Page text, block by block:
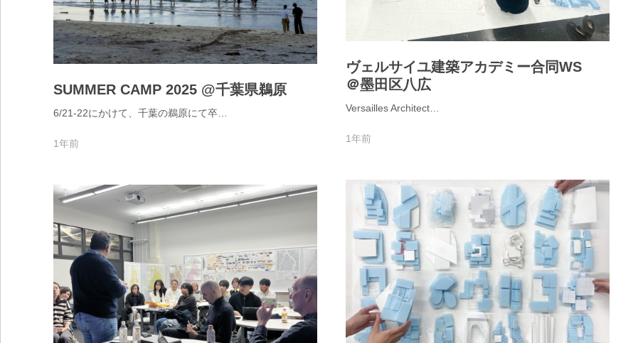
ヴェルサイユ建築アカデミー合同WS
＠墨田区八広
Versailles Architect…
1年前
SUMMER CAMP 2025 @千葉県鵜原
6/21-22にかけて、千葉の鵜原にて卒…
1年前